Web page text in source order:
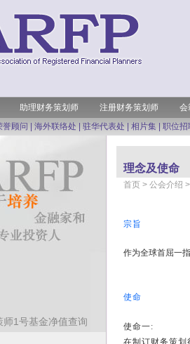
助理财务策划师 注册财务策划师
会
誉顾问 海外联络处 驻华代表处 相片集 职位招
理念及使命
首页 > 公会介绍
宗旨
作为全球首屈一
使命
使命一:
在制订财务策
师1号基金净值查询